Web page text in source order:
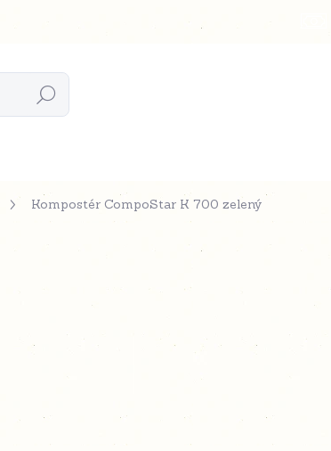
Hledat
Kompostér CompoStar K 700 zelený